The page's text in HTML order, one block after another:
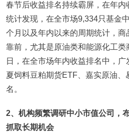
春节后收益排名持续霸屏，在年内
统计发现，在全市场9,334只基金
个月以及年内以来的周期统计，
靠前，尤其是原油类和能源化工
日，在全市场年内收益排名中，
夏饲料豆粕期货ETF、嘉实原油、
名。
2、机构频繁调研中小市值公司，
抓取长期机会